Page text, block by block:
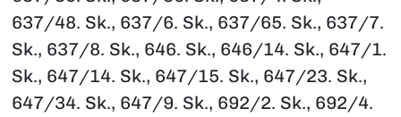
637/48. Sk., 637/6. Sk., 637/65. Sk., 637/7.
Sk., 637/8. Sk., 646. Sk., 646/14. Sk., 647/1.
Sk., 647/14. Sk., 647/15. Sk., 647/23. Sk.,
647/34. Sk., 647/9. Sk., 692/2. Sk., 692/4.